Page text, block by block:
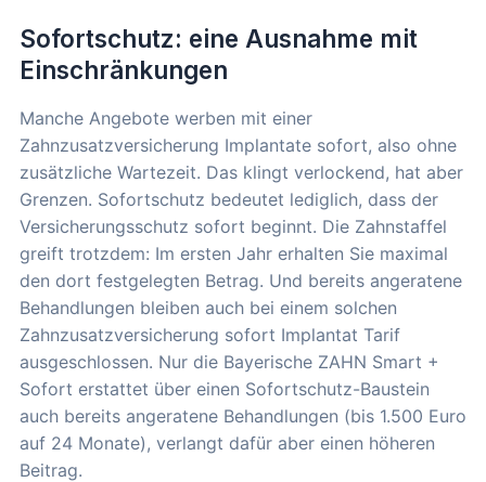
Sofortschutz: eine Ausnahme mit
Einschränkungen
Manche Angebote werben mit einer
Zahnzusatzversicherung Implantate sofort, also ohne
zusätzliche Wartezeit. Das klingt verlockend, hat aber
Grenzen. Sofortschutz bedeutet lediglich, dass der
Versicherungsschutz sofort beginnt. Die Zahnstaffel
greift trotzdem: Im ersten Jahr erhalten Sie maximal
den dort festgelegten Betrag. Und bereits angeratene
Behandlungen bleiben auch bei einem solchen
Zahnzusatzversicherung sofort Implantat Tarif
ausgeschlossen. Nur die Bayerische ZAHN Smart +
Sofort erstattet über einen Sofortschutz-Baustein
auch bereits angeratene Behandlungen (bis 1.500 Euro
auf 24 Monate), verlangt dafür aber einen höheren
Beitrag.